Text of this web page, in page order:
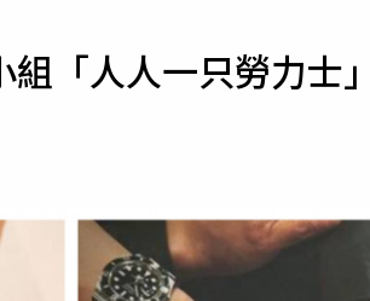
運勢
「人人一只勞力士